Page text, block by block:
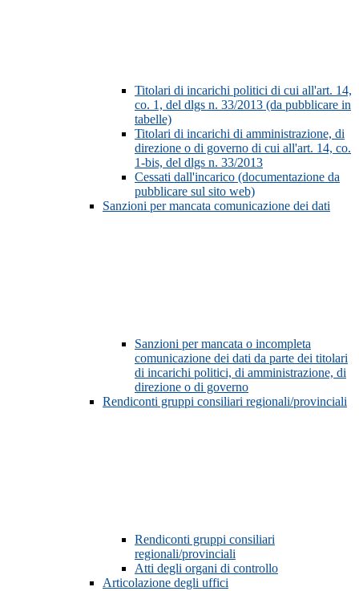
Titolari di incarichi politici di cui all'art. 14,
co. 1, del dlgs n. 33/2013 (da pubblicare in
tabelle)
Titolari di incarichi di amministrazione, di
direzione o di governo di cui all'art. 14, co.
1-bis, del dlgs n. 33/2013
Cessati dall'incarico (documentazione da
pubblicare sul sito web)
Sanzioni per mancata comunicazione dei dati
Sanzioni per mancata o incompleta
comunicazione dei dati da parte dei titolari
di incarichi politici, di amministrazione, di
direzione o di governo
Rendiconti gruppi consiliari regionali/provinciali
Rendiconti gruppi consiliari
regionali/provinciali
Atti degli organi di controllo
Articolazione degli uffici